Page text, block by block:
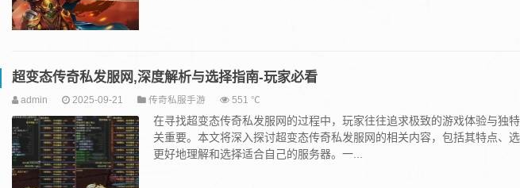
超变态传奇私发服网,深度解析与选择指南-玩家必看
admin 2025-09-21 传奇私服手游 551 ℃
在寻找超变态传奇私发服网的过程中，玩家往往追求极致的游戏体验与独
关重要。本文将深入探讨超变态传奇私发服网的相关内容，包括其特点、
更好地理解和选择适合自己的服务器。一...